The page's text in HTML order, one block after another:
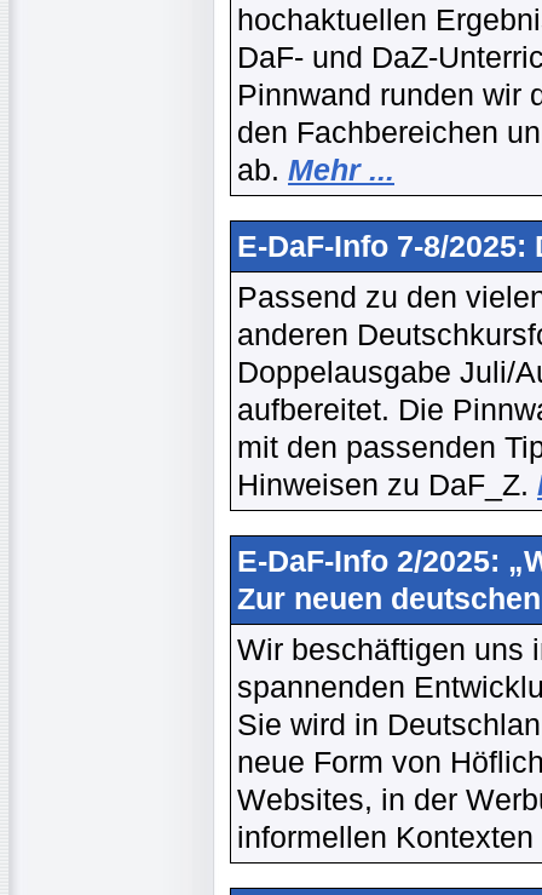
hochaktuellen
DaF- und DaZ-
Pinnwand runden wir
den Fachbereichen
ab. Mehr ...
E-DaF-Info 7-8/
Passend zu den
anderen
Doppelausgabe Juli/
aufbereitet. Die
mit den passenden
Hinweisen zu DaF_Z.
E-DaF-Info 2/2025:
Zur neuen
Wir beschäftigen uns
spannenden
Sie wird in
neue Form von
Websites, in der
informellen